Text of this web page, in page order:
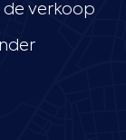
de verkoop